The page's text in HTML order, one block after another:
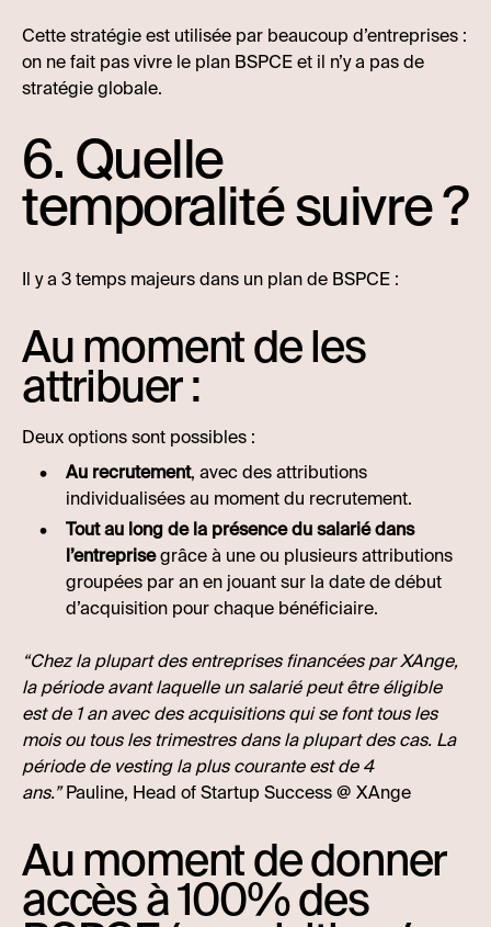
Cette stratégie est utilisée par beaucoup d’entreprises :
on ne fait pas vivre le plan BSPCE et il n’y a pas de
stratégie globale.
6. Quelle
temporalité suivre ?
Il y a 3 temps majeurs dans un plan de BSPCE :
Au moment de les
attribuer :
Deux options sont possibles :
Au recrutement, avec des attributions
individualisées au moment du recrutement.
Tout au long de la présence du salarié dans
l’entreprisegrâce à une ou plusieurs attributions
groupées par an en jouant sur la date de début
d’acquisition pour chaque bénéficiaire.
“Chez la plupart des entreprises financées par XAnge,
la période avant laquelle un salarié peut être éligible
est de 1 an avec des acquisitions qui se font tous les
mois ou tous les trimestres dans la plupart des cas. La
période de vesting la plus courante est de 4
ans.”Pauline, Head of Startup Success @ XAnge
Au moment de donner
accès à 100% des